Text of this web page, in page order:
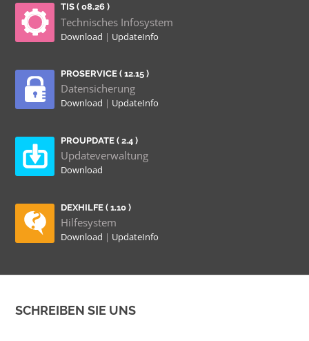
TIS ( 08.26 )
Technisches Infosystem
Download | UpdateInfo
PROSERVICE ( 12.15 )
Datensicherung
Download | UpdateInfo
PROUPDATE ( 2.4 )
Updateverwaltung
Download
DEXHILFE ( 1.10 )
Hilfesystem
Download | UpdateInfo
SCHREIBEN SIE UNS